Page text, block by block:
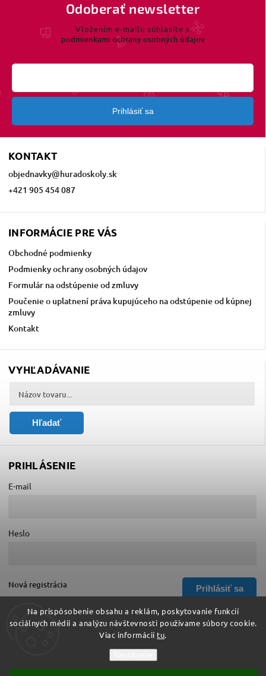
Na prispôsobenie obsahu a reklám, poskytovanie funkcií
sociálnych médií a analýzu návštevnosti používame súbory cookie.
Viac informácií tu.
KONTAKT
objednavky@huradoskoly.sk
+421 905 454 087
INFORMÁCIE PRE VÁS
Obchodné podmienky
Podmienky ochrany osobných údajov
Formulár na odstúpenie od zmluvy
Poučenie o uplatnení práva kupujúceho na odstúpenie od kúpnej
zmluvy
Kontakt
Odoberať newsletter
Vložením e-mailu súhlasíte s
podmienkami ochrany osobných údajov
Prihlásiť sa
VYHĽADÁVANIE
Hľadať
PRIHLÁSENIE
E-mail
Heslo
Prihlásiť sa
Nová registrácia
Zabudnuté heslo
Hurá do školy. Všetky práva vyhradené.
Upraviť nastavenie cookies